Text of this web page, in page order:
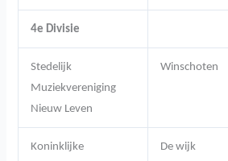
4e Divisie
Stedelijk
Muziekvereniging
Nieuw Leven
Winschoten
Koninklijke
De wijk